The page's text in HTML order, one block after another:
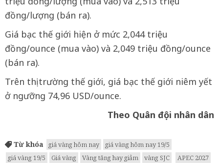
đồng/lượng (bán ra).
Giá bạc thế giới hiện ở mức 2,044 triệu
đồng/ounce (mua vào) và 2,049 triệu đồng/ounce
(bán ra).
Trên thị trường thế giới, giá bạc thế giới niêm yết
ở ngưỡng 74,96 USD/ounce.
Theo Quân đội nhân dân
Từ khóa giá vàng hôm nay
giá vàng hôm nay 19/5
giá vàng 19/5
Giá vàng Vàng tăng hay giảm vàng SJC
APEC 2027